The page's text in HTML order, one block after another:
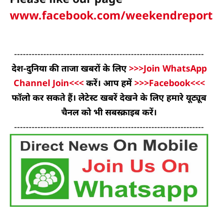
www.facebook.com/weekendreport
-----------------------------------------------------------------
देश-दुनिया की ताजा खबरों के लिए>>>Join WhatsApp
Channel Join<<< करें। आप हमें>>>Facebook<<<
फॉलो कर सकते हैं। लेटेस्ट खबरें देखने के लिए हमारे यूट्यूब
चैनल को भी सबस्क्राइब करें।
-----------------------------------------------------------------